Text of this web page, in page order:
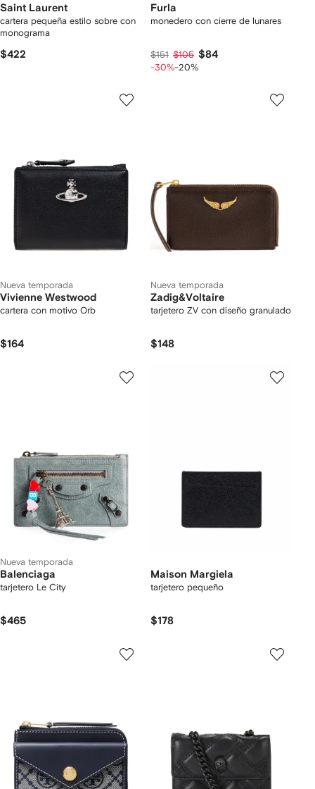
Saint Laurent
cartera pequeña estilo sobre con
monograma
$422
Furla
monedero con cierre de lunares
$151 $105 $84
-30%-20%
Nueva temporada
Vivienne Westwood
cartera con motivo Orb
$164
Nueva temporada
Zadig&Voltaire
tarjetero ZV con diseño granulado
$148
Nueva temporada
Balenciaga
tarjetero Le City
$465
Maison Margiela
tarjetero pequeño
$178